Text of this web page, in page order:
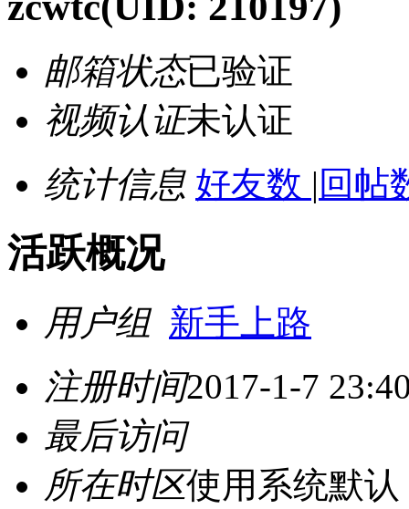
邮箱状态已验证
视频认证未认证
统计信息 好友数 | 回帖
活跃概况
用户组 新手上路
注册时间2017-1-7
最后访问
所在时区使用系统默认